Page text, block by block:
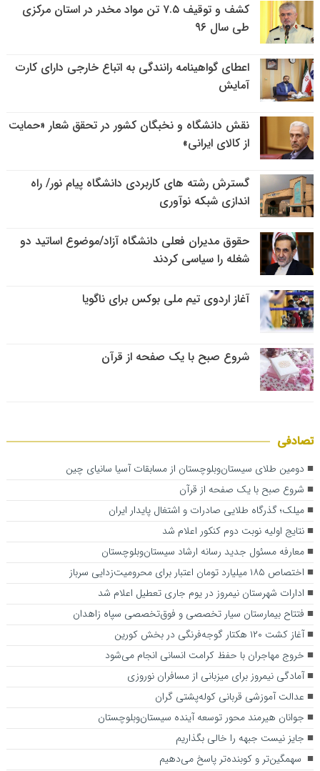
کشف و توقیف ۷.۵ تن مواد مخدر در استان مرکزی
طی سال ۹۶
اعطای گواهینامه رانندگی به اتباع خارجی دارای کارت
آمایش
نقش دانشگاه و نخبگان کشور در تحقق شعار «حمایت
از کالای ایرانی»
گسترش رشته های کاربردی دانشگاه پیام نور/ راه
اندازی شبکه نوآوری
حقوق مدیران فعلی دانشگاه آزاد/موضوع اساتید دو
شغله را سیاسی کردند
آغاز اردوی تیم ملی بوکس برای ناگویا
شروع صبح با یک صفحه از قرآن
تصادفی
دومین طلای سیستان‌وبلوچستان از مسابقات آسیا سانیای چین
شروع صبح با یک صفحه از قرآن
میلک؛ گذرگاه طلایی صادرات و اشتغال پایدار ایران
نتایج اولیه نوبت دوم کنکور اعلام شد
معارفه مسئول جدید رسانه ارشاد سیستان‌وبلوچستان
اختصاص ۱۸۵ میلیارد تومان اعتبار برای محرومیت‌زدایی سرباز
ادارات شهرستان نیمروز در یوم جاری تعطیل اعلام شد
فتتاح بیمارستان سیار تخصصی و فوق‌تخصصی سپاه زاهدان
آغاز کشت ۱۲۰ هکتار گوجه‌فرنگی در بخش کورین
خروج مهاجران با حفظ کرامت انسانی انجام می‌شود
آمادگی نیمروز برای میزبانی از مسافران نوروزی
عدالت آموزشی قربانی کوله‌پشتی گران
جوانان هیرمند محور توسعه آینده سیستان‌و‌بلوچستان
جایز نیست جبهه را خالی بگذاریم
سهمگین‌تر و کوبنده‌تر پاسخ می‌دهیم